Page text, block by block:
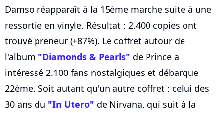
Damso réapparaît à la 15ème marche suite à une
ressortie en vinyle. Résultat : 2.400 copies ont
trouvé preneur (+87%). Le coffret autour de
l'album "Diamonds & Pearls" de Prince a
intéressé 2.100 fans nostalgiques et débarque
22ème. Soit autant qu'un autre coffret : celui des
30 ans du "In Utero" de Nirvana, qui suit à la